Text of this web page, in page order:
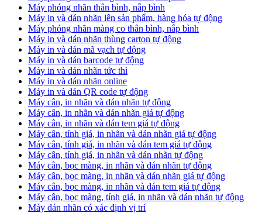
Máy phóng nhãn thân bình, nắp bình
Máy in và dán nhãn lên sản phẩm, hàng hóa tự động
Máy phóng nhãn màng co thân bình, nắp bình
Máy in và dán nhãn thùng carton tự động
Máy in và dán mã vạch tự động
Máy in và dán barcode tự động
Máy in và dán nhãn tức thì
Máy in và dán nhãn online
Máy in và dán QR code tự động
Máy cân, in nhãn và dán nhãn tự động
Máy cân, in nhãn và dán nhãn giá tự động
Máy cân, in nhãn và dán tem giá tự động
Máy cân, tính giá, in nhãn và dán nhãn giá tự động
Máy cân, tính giá, in nhãn và dán tem giá tự động
Máy cân, tính giá, in nhãn và dán nhãn tự động
Máy cân, bọc màng, in nhãn và dán nhãn tự động
Máy cân, bọc màng, in nhãn và dán nhãn giá tự động
Máy cân, bọc màng, in nhãn và dán tem giá tự động
Máy cân, bọc màng, tính giá, in nhãn và dán nhãn tự động
Máy dán nhãn có xác định vị trí